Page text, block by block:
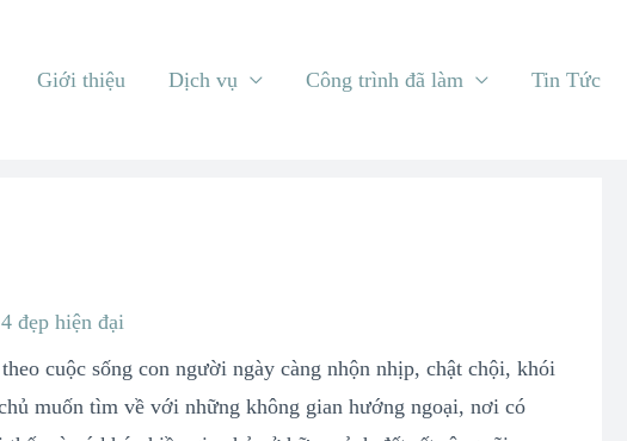
Giới thiệu Dịch vụ Công trình đã làm Tin Tức
đẹp hiện đại
cuộc sống con người ngày càng nhộn nhịp, chật chội, khói
muốn tìm về với những không gian hướng ngoại, nơi có